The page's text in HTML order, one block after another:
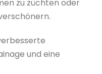
zu züchten oder
und eine